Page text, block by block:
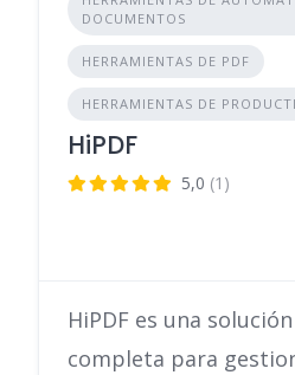
DOCUMENTOS
HERRAMIENTAS DE PDF
HERRAMIENTAS DE
HiPDF
5,0 (1)
HiPDF es una
completa para